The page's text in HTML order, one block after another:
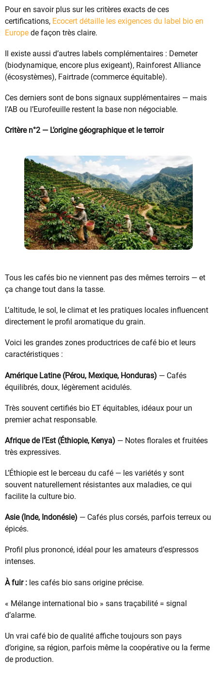
Pour en savoir plus sur les critères exacts de ces
certifications, Ecocert détaille les exigences du label bio en
Europe de façon très claire.
Il existe aussi d’autres labels complémentaires : Demeter
(biodynamique, encore plus exigeant), Rainforest Alliance
(écosystèmes), Fairtrade (commerce équitable).
Ces derniers sont de bons signaux supplémentaires — mais
l’AB ou l’Eurofeuille restent la base non négociable.
Critère n°2 — L’origine géographique et le terroir
Tous les cafés bio ne viennent pas des mêmes terroirs — et
ça change tout dans la tasse.
L’altitude, le sol, le climat et les pratiques locales influencent
directement le profil aromatique du grain.
Voici les grandes zones productrices de café bio et leurs
caractéristiques :
Amérique Latine (Pérou, Mexique, Honduras) — Cafés
équilibrés, doux, légèrement acidulés.
Très souvent certifiés bio ET équitables, idéaux pour un
premier achat responsable.
Afrique de l’Est (Éthiopie, Kenya) — Notes florales et fruitées
très expressives.
L’Éthiopie est le berceau du café — les variétés y sont
souvent naturellement résistantes aux maladies, ce qui
facilite la culture bio.
Asie (Inde, Indonésie) — Cafés plus corsés, parfois terreux ou
épicés.
Profil plus prononcé, idéal pour les amateurs d’espressos
intenses.
À fuir : les cafés bio sans origine précise.
« Mélange international bio » sans traçabilité = signal
d’alarme.
Un vrai café bio de qualité affiche toujours son pays
d’origine, sa région, parfois même la coopérative ou la ferme
de production.